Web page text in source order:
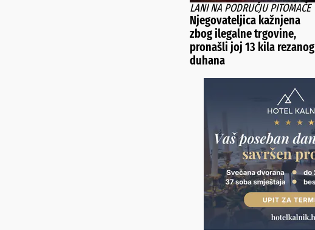
LANI NA PODRUČJU PITOMAČE
Njegovateljica kažnjena
zbog ilegalne trgovine,
pronašli joj 13 kila rezanog
duhana